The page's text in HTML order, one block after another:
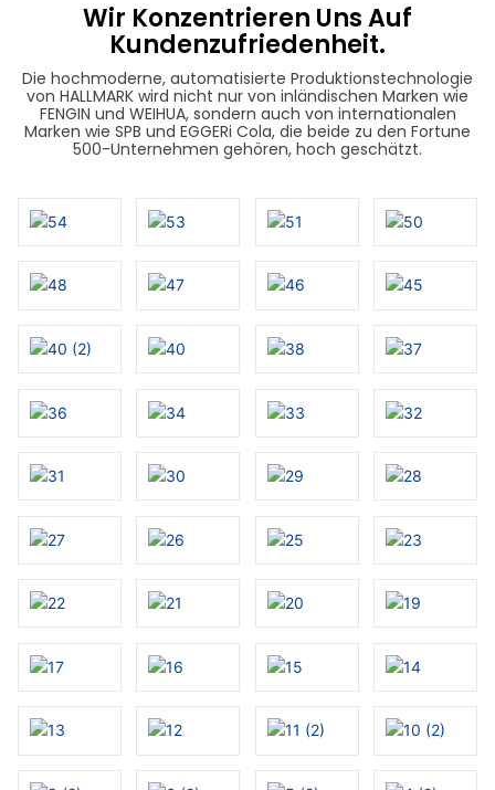
Wir Konzentrieren Uns Auf
Kundenzufriedenheit.
Die hochmoderne, automatisierte Produktionstechnologie
von HALLMARK wird nicht nur von inländischen Marken wie
FENGIN und WEIHUA, sondern auch von internationalen
Marken wie SPB und EGGERi Cola, die beide zu den Fortune
500-Unternehmen gehören, hoch geschätzt.